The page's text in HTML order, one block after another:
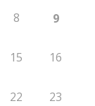
8 9
15 16
22 23